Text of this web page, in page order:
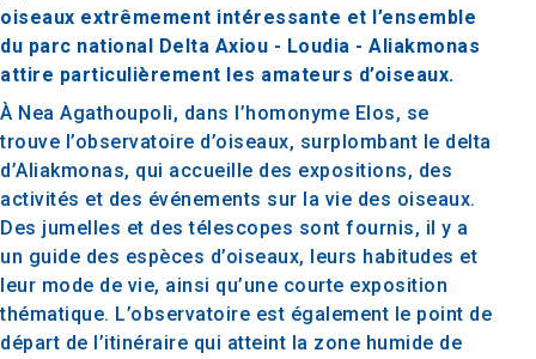
oiseaux extrêmement intéressante et l’ensemble
du parc national Delta Axiou - Loudia - Aliakmonas
attire particulièrement les amateurs d’oiseaux.
À Nea Agathoupoli, dans l’homonyme Elos, se
trouve l’observatoire d’oiseaux, surplombant le delta
d’Aliakmonas, qui accueille des expositions, des
activités et des événements sur la vie des oiseaux.
Des jumelles et des télescopes sont fournis, il y a
un guide des espèces d’oiseaux, leurs habitudes et
leur mode de vie, ainsi qu’une courte exposition
thématique. L’observatoire est également le point de
départ de l’itinéraire qui atteint la zone humide de